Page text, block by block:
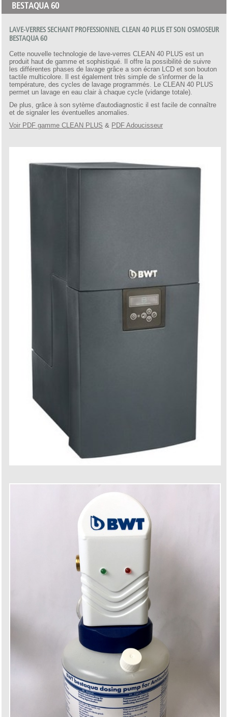
BESTAQUA 60
LAVE-VERRES SECHANT PROFESSIONNEL CLEAN 40 PLUS ET SON OSMOSEUR
BESTAQUA 60
Cette nouvelle technologie de lave-verres CLEAN 40 PLUS est un
produit haut de gamme et sophistiqué. Il offre la possibilité de suivre
les différentes phases de lavage grâce a son écran LCD et son bouton
tactile multicolore. Il est également très simple de s'informer de la
température, des cycles de lavage programmés. Le CLEAN 40 PLUS
permet un lavage en eau clair à chaque cycle (vidange totale).
De plus, grâce à son sytème d'autodiagnostic il est facile de connaître
et de signaler les éventuelles anomalies.
Voir PDF gamme CLEAN PLUS & PDF Adoucisseur